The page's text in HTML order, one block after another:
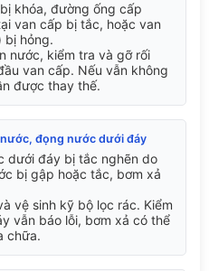
khóa, đường ống cấp
van cấp bị tắc, hoặc van
bị hỏng.
nước, kiểm tra và gỡ rối
van cấp. Nếu vẫn không
được thay thế.
đọng nước dưới đáy
dưới đáy bị tắc nghẽn do
bị gập hoặc tắc, bơm xả
vệ sinh kỹ bộ lọc rác. Kiểm
vẫn báo lỗi, bơm xả có thể
chữa.